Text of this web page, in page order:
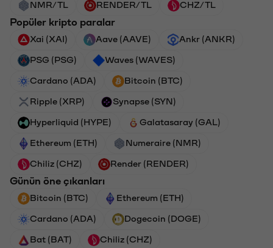
NMR/TL RENDER/TL CHZ/TL
Popüler kripto paralar
Xai (XAI) Aave (AAVE) Ankr (ANKR)
PSG (PSG) Waves (WAVES)
Cardano (ADA) Bitcoin (BTC)
Ripple (XRP) Synapse (SYN)
Hyperliquid (HYPE) Galatasaray (GAL)
Ethereum (ETH) Numeraire (NMR)
Chiliz (CHZ) Render (RENDER)
Günün öne çıkanları
Bitcoin (BTC) Ethereum (ETH)
Cardano (ADA) Dogecoin (DOGE)
Bat (BAT) Chiliz (CHZ)